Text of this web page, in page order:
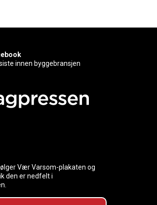
innen byggebransjen
Vær Varsom-plakaten og
den er nedfelt i